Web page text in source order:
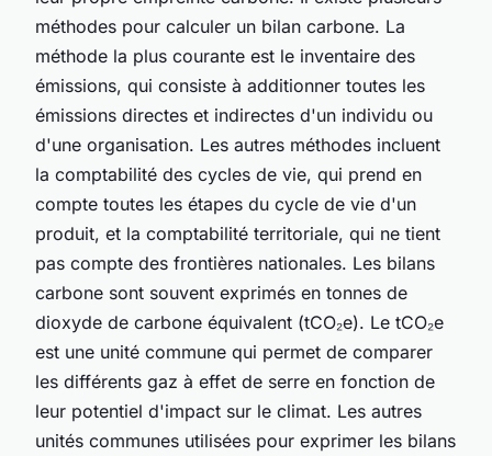
méthodes pour calculer un bilan carbone. La
méthode la plus courante est le inventaire des
émissions, qui consiste à additionner toutes les
émissions directes et indirectes d'un individu ou
d'une organisation. Les autres méthodes incluent
la comptabilité des cycles de vie, qui prend en
compte toutes les étapes du cycle de vie d'un
produit, et la comptabilité territoriale, qui ne tient
pas compte des frontières nationales. Les bilans
carbone sont souvent exprimés en tonnes de
dioxyde de carbone équivalent (tCO₂e). Le tCO₂e
est une unité commune qui permet de comparer
les différents gaz à effet de serre en fonction de
leur potentiel d'impact sur le climat. Les autres
unités communes utilisées pour exprimer les bilans